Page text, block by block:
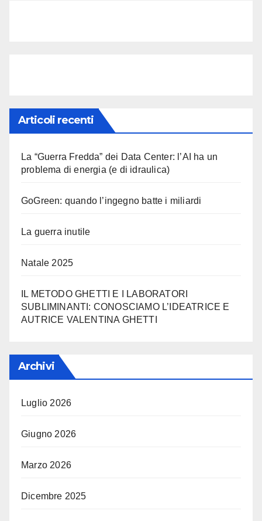
Articoli recenti
La “Guerra Fredda” dei Data Center: l’AI ha un
problema di energia (e di idraulica)
GoGreen: quando l’ingegno batte i miliardi
La guerra inutile
Natale 2025
IL METODO GHETTI E I LABORATORI
SUBLIMINANTI: CONOSCIAMO L’IDEATRICE E
AUTRICE VALENTINA GHETTI
Archivi
Luglio 2026
Giugno 2026
Marzo 2026
Dicembre 2025